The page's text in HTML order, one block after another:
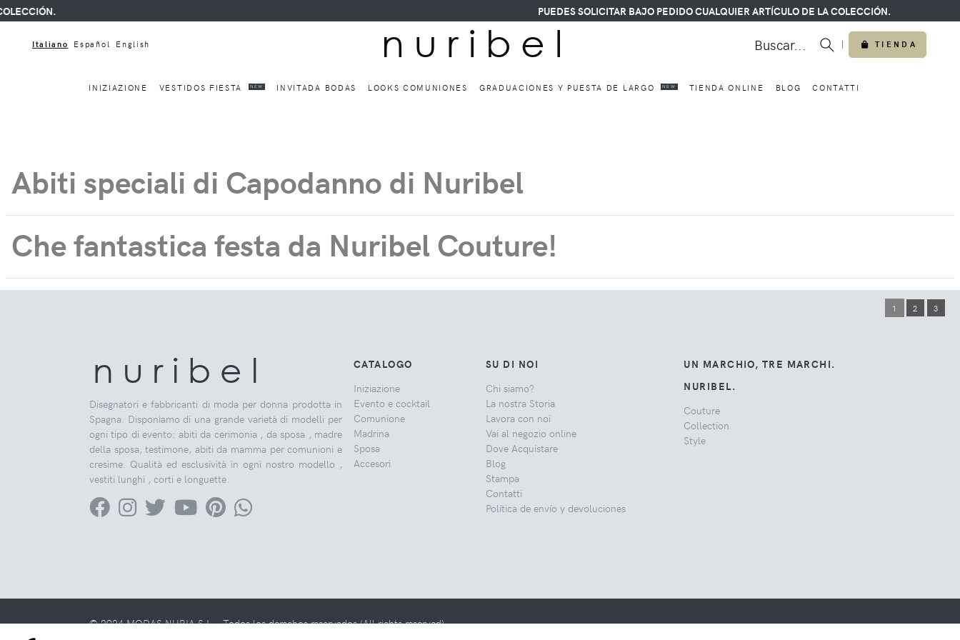
PUEDES SOLICITAR BAJO PEDIDO CUALQUIER ARTÍCULO DE LA COLECCIÓN.
Italiano Español English n u r i b e l Buscar... | TIENDA
INIZIAZIONE VESTIDOS FIESTA NEW INVITADA BODAS LOOKS COMUNIONES GRADUACIONES Y PUESTA DE LARGO NEW TIENDA ONLINE BLOG CONTATTI
Abiti speciali di Capodanno di Nuribel
Che fantastica festa da Nuribel Couture!
1 2 3
n u r i b e l
Disegnatori e fabbricanti di moda per donna prodotta in
Spagna. Disponiamo di una grande varietà di modelli per
ogni tipo di evento: abiti da cerimonia , da sposa , madre
della sposa, testimone, abiti da mamma per comunioni e
cresime. Qualità ed esclusività in ogni nostro modello ,
vestiti lunghi , corti e longuette.
CATALOGO
Iniziazione
Evento e cocktail
Comunione
Madrina
Sposa
Accesori
SU DI NOI
Chi siamo?
La nostra Storia
Lavora con noi
Vai al negozio online
Dove Acquistare
Blog
Stampa
Contatti
Política de envío y devoluciones
UN MARCHIO, TRE MARCHI.
NURIBEL.
Couture
Collection
Style
© 2024 MODAS NURIA S.L. - Todos los derechos reservados (All rights reserved).